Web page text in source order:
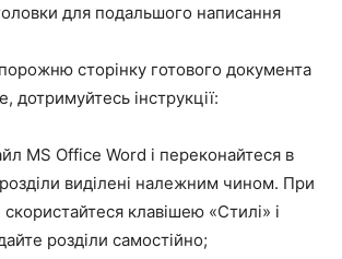
для подальшого написання
сторінку готового документа
дотримуйтесь інструкції:
MS Office Word і переконайтеся в
виділені належним чином. При
скористайтеся клавішею «Стилі» і
розділи самостійно;